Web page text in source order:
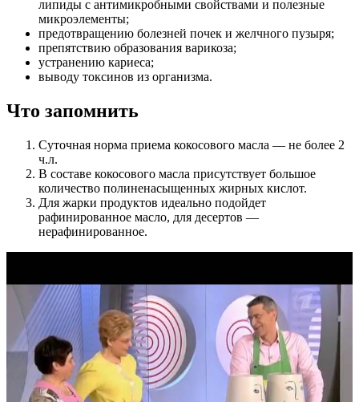
липиды с антимикробными свойствами и полезные
микроэлементы;
предотвращению болезней почек и желчного пузыря;
препятствию образования варикоза;
устранению кариеса;
выводу токсинов из организма.
Что запомнить
Суточная норма приема кокосового масла — не более 2
ч.л.
В составе кокосового масла присутствует большое
количество полиненасыщенных жирных кислот.
Для жарки продуктов идеально подойдет
рафинированное масло, для десертов —
нерафинированное.